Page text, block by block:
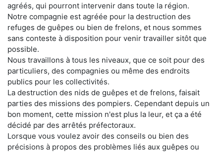
agréés, qui pourront intervenir dans toute la région.
Notre compagnie est agréée pour la destruction des
refuges de guêpes ou bien de frelons, et nous sommes
sans conteste à disposition pour venir travailler sitôt que
possible.
Nous travaillons à tous les niveaux, que ce soit pour des
particuliers, des compagnies ou même des endroits
publics pour les collectivités.
La destruction des nids de guêpes et de frelons, faisait
parties des missions des pompiers. Cependant depuis un
bon moment, cette mission n'est plus la leur, et ça a été
décidé par des arrêtés préfectoraux.
Lorsque vous voulez avoir des conseils ou bien des
précisions à propos des problèmes liés aux guêpes ou